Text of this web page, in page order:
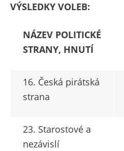
VÝSLEDKY VOLEB:
NÁZEV POLITICKÉ
STRANY, HNUTÍ
16. Česká pirátská
strana
23. Starostové a
nezávislí